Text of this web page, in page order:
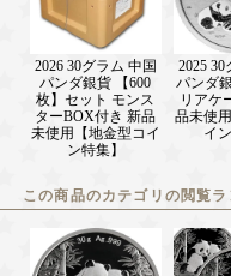
2026 30グラム 中国
パンダ銀貨 【600
枚】セット モンス
ターBOX付き 新品
未使用【地金型コイ
ン特集】
2025
パンダ
リアケ
品未使
イ
この商品のカテゴリの閲覧